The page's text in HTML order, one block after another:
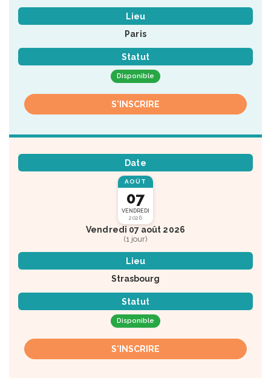
Lieu
Paris
Statut
Disponible
S'INSCRIRE
Date
AOÛT
07
VENDREDI
2026
Vendredi 07 août 2026
(1 jour)
Lieu
Strasbourg
Statut
Disponible
S'INSCRIRE